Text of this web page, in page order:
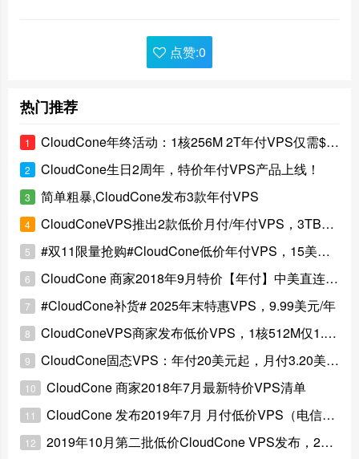
点赞:0
热门推荐
1 CloudCone年终活动：1核256M 2T年付VPS仅需$10美元
2 CloudCone生日2周年，特价年付VPS产品上线！
3 简单粗暴,CloudCone发布3款年付VPS
4 CloudConeVPS推出2款低价月付/年付VPS，3TB大流量
5 #双11限量抢购#CloudCone低价年付VPS，15美元起
6 CloudCone 商家2018年9月特价【年付】中美直连VPS清单
7 #CloudCone补货# 2025年末特惠VPS，9.99美元/年
8 CloudConeVPS商家发布低价VPS，1核512M仅1.8美元/月
9 CloudCone固态VPS：年付20美元起，月付3.20美元/起
10 CloudCone 商家2018年7月最新特价VPS清单
11 CloudCone 发布2019年7月 月付低价VPS（电信CN2 GIA）
12 2019年10月第二批低价CloudCone VPS发布，2美元/月起